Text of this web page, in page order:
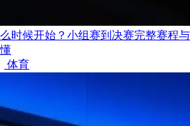
时候开始？小组赛到决赛完整赛程与
体育